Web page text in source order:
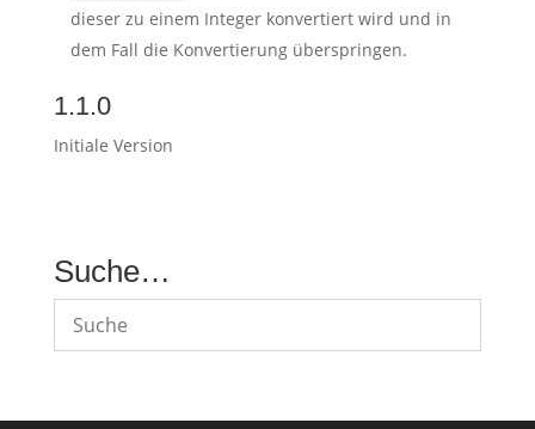
dieser zu einem Integer konvertiert wird und in
dem Fall die Konvertierung überspringen.
1.1.0
Initiale Version
Suche…